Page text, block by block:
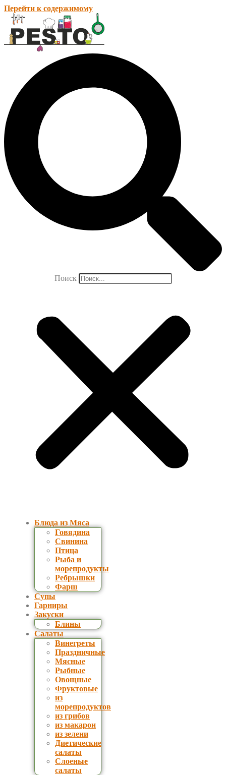
Перейти к содержимому
Поиск
Блюда из Мяса
Говядина
Свинина
Птица
Рыба и
морепродукты
Ребрышки
Фарш
Супы
Гарниры
Закуски
Блины
Салаты
Винегреты
Праздничные
Мясные
Рыбные
Овощные
Фруктовые
из
морепродуктов
из грибов
из макарон
из зелени
Диетические
салаты
Слоеные
салаты